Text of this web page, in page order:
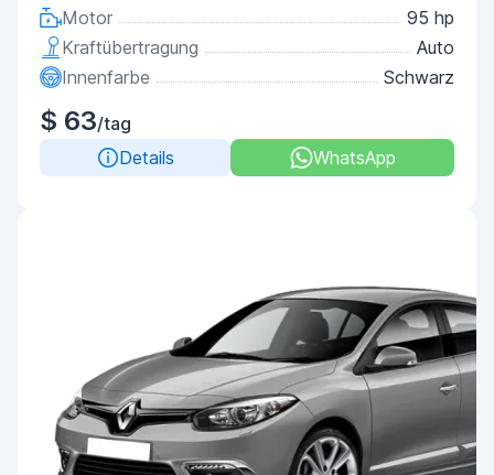
Motor
95 hp
Kraftübertragung
Auto
Innenfarbe
Schwarz
$ 63/tag
Details
WhatsApp